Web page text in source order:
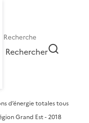
Rechercher
d’énergie totales tous
Grand Est - 2018